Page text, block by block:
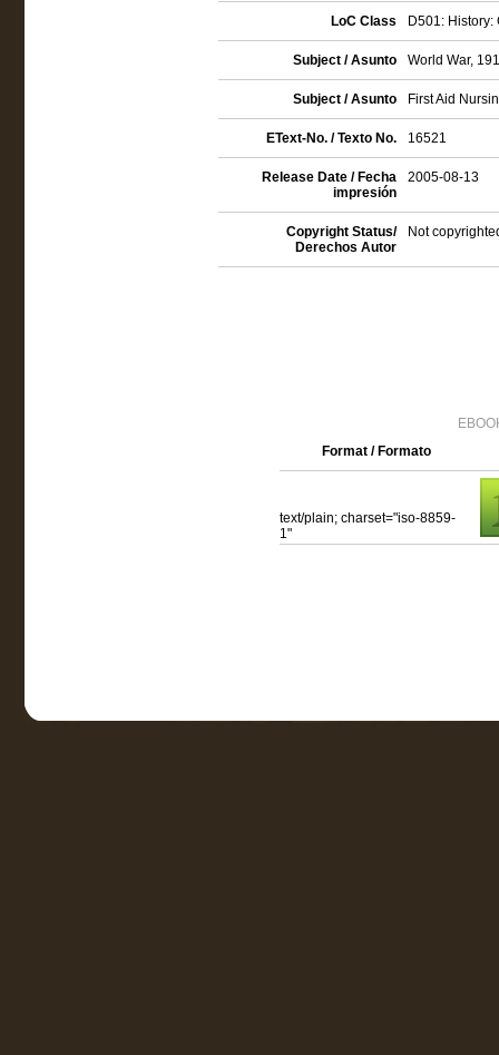
LoC Class D501:
Subject / Asunto World War,
Subject / Asunto First Aid
EText-No. / Texto No. 16521
Release Date / Fecha
impresión
2005-08-13
Copyright Status/
Derechos Autor
Not
Format / Formato
text/plain; charset="iso-8859-
1"